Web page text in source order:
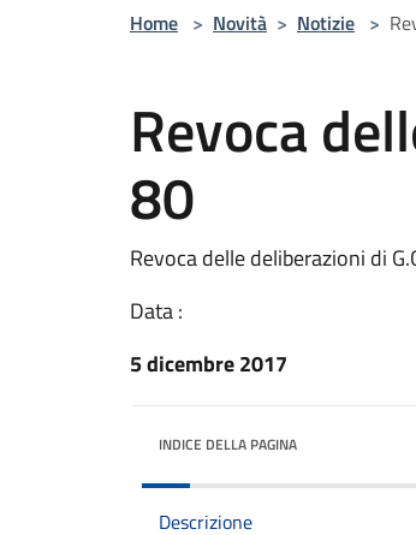
Home > Novità > Notizie >
Revoca
80
Revoca delle deliberazioni di
Data :
5 dicembre 2017
INDICE DELLA PAGINA
Descrizione